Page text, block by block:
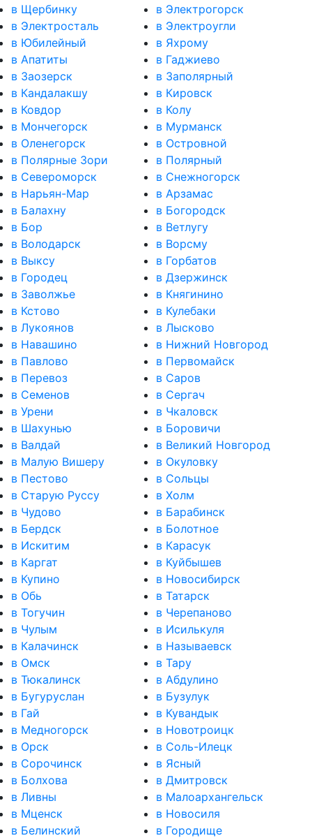
в Щербинку
в Электрогорск
в Электросталь
в Электроугли
в Юбилейный
в Яхрому
в Апатиты
в Гаджиево
в Заозерск
в Заполярный
в Кандалакшу
в Кировск
в Ковдор
в Колу
в Мончегорск
в Мурманск
в Оленегорск
в Островной
в Полярные Зори
в Полярный
в Североморск
в Снежногорск
в Нарьян-Мар
в Арзамас
в Балахну
в Богородск
в Бор
в Ветлугу
в Володарск
в Ворсму
в Выксу
в Горбатов
в Городец
в Дзержинск
в Заволжье
в Княгинино
в Кстово
в Кулебаки
в Лукоянов
в Лысково
в Навашино
в Нижний Новгород
в Павлово
в Первомайск
в Перевоз
в Саров
в Семенов
в Сергач
в Урени
в Чкаловск
в Шахунью
в Боровичи
в Валдай
в Великий Новгород
в Малую Вишеру
в Окуловку
в Пестово
в Сольцы
в Старую Руссу
в Холм
в Чудово
в Барабинск
в Бердск
в Болотное
в Искитим
в Карасук
в Каргат
в Куйбышев
в Купино
в Новосибирск
в Обь
в Татарск
в Тогучин
в Черепаново
в Чулым
в Исилькуля
в Калачинск
в Называевск
в Омск
в Тару
в Тюкалинск
в Абдулино
в Бугуруслан
в Бузулук
в Гай
в Кувандык
в Медногорск
в Новотроицк
в Орск
в Соль-Илецк
в Сорочинск
в Ясный
в Болхова
в Дмитровск
в Ливны
в Малоархангельск
в Мценск
в Новосиля
в Белинский
в Городище